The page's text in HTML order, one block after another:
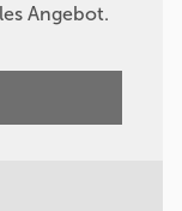
Angebot.